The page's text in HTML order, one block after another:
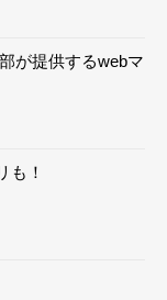
が提供するwebマ
も！